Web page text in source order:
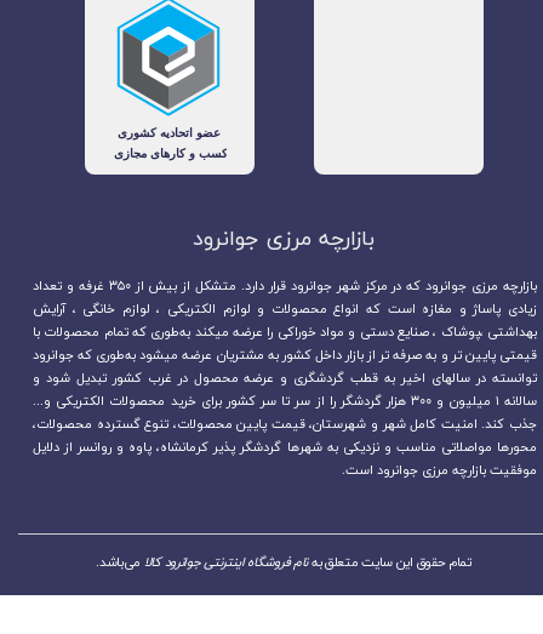
بازارچه مرزی جوانرود​​​​​​​
بازارچه مرزی جوانرود که در مرکز شهر جوانرود قرار دارد. متشکل از بیش از ۳۵۰ غرفه و تعداد
زیادی پاساژ و مغازه است که انواع محصولات و لوازم الکتریکی ، لوازم خانگی ، آرایش
بهداشتی ،پوشاک ، صنایع دستی و مواد خوراکی را عرضه میکند به‌طوری که تمام محصولات با
قیمتی پایین تر و به صرفه تر از بازار داخل کشور به مشتریان عرضه میشود به‌طوری که جوانرود
توانسته در سالهای اخیر به قطب گردشگری و عرضه محصول در غرب کشور تبدیل شود و
سالانه ۱ میلیون و ۳۰۰ هزار گردشگر را از سر تا سر کشور برای خرید محصولات الکتریکی و...
جذب کند. امنیت کامل شهر و شهرستان، قیمت پایین محصولات، تنوع گسترده محصولات،
محورها مواصلاتی مناسب و نزدیکی به شهرها گردشگر پذیر کرمانشاه، پاوه و روانسر از دلایل
موفقیت بازارچه مرزی جوانرود است.
تمام حقوق این سایت متعلق بهنام فروشگاه اینترنتی جوانرود کالا می‌باشد.